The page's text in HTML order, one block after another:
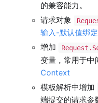
的兼容能力。
请求对象
输入-默认值绑定
增加
变量，常用于中
Context
模板解析中增加
端提交的请求参